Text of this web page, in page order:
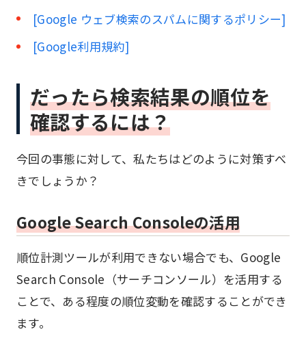
[Google ウェブ検索のスパムに関するポリシー]
[Google利用規約]
だったら検索結果の順位を
確認するには？
今回の事態に対して、私たちはどのように対策すべ
きでしょうか？
Google Search Consoleの活用
順位計測ツールが利用できない場合でも、Google
Search Console（サーチコンソール）を活用する
ことで、ある程度の順位変動を確認することができ
ます。